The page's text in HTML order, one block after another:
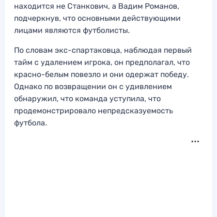
находится не Станкович, а Вадим Романов,
подчеркнув, что основными действующими
лицами являются футболисты.
По словам экс-спартаковца, наблюдая первый
тайм с удалением игрока, он предполагал, что
красно-белым повезло и они одержат победу.
Однако по возвращении он с удивлением
обнаружил, что команда уступила, что
продемонстрировало непредсказуемость
футбола.